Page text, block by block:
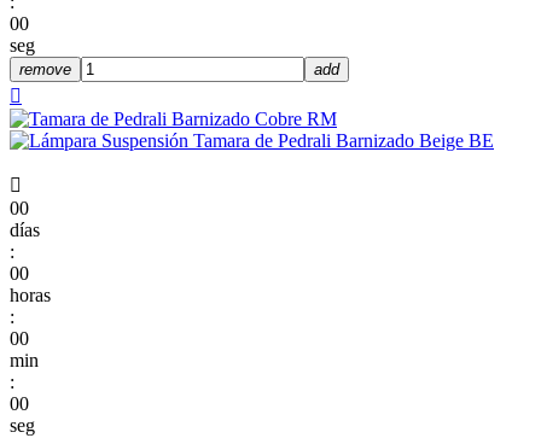
00
seg
remove add


00
días
:
00
horas
:
00
min
:
00
seg